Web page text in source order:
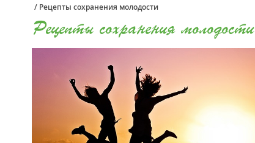
/ Рецепты сохранения молодости
Рецепты сохранения молодости